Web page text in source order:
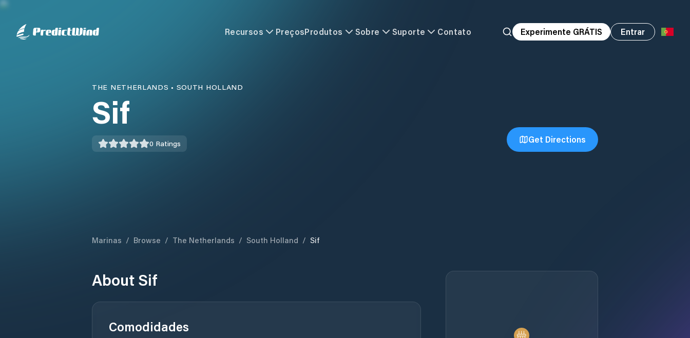
Recursos PreçosProdutos Sobre Suporte Contato Experimente GRÁTIS Entrar
THE NETHERLANDS • SOUTH HOLLAND
Sif
0 Ratings Get Directions
Marinas / Browse / The Netherlands / South Holland / Sif
About Sif
Comodidades